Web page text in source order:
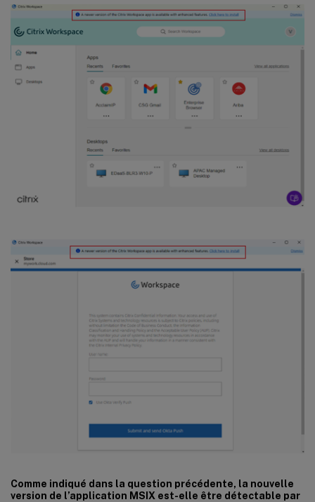
Comme indiqué dans la question précédente, la nouvelle
version de l’application MSIX est-elle être détectable par